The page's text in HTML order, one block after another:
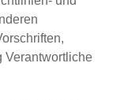
Verantwortliche